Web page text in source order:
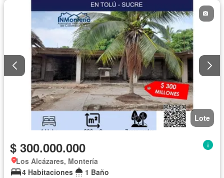
Lote
$ 300.000.000
Los Alcázares, Montería
4 Habitaciones
1 Baño